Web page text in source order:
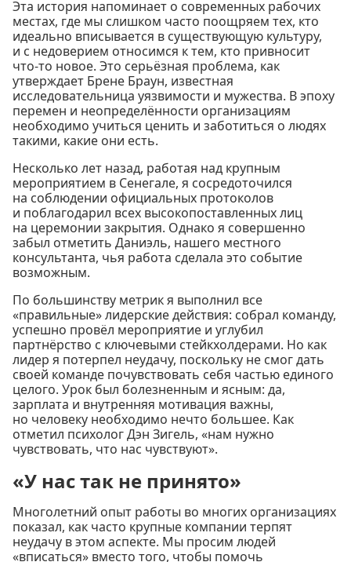
Эта история напоминает о современных рабочих
местах, где мы слишком часто поощряем тех, кто
идеально вписывается в существующую культуру,
и с недоверием относимся к тем, кто привносит
что-то новое. Это серьёзная проблема, как
утверждает Брене Браун, известная
исследовательница уязвимости и мужества. В эпоху
перемен и неопределённости организациям
необходимо учиться ценить и заботиться о людях
такими, какие они есть.
Несколько лет назад, работая над крупным
мероприятием в Сенегале, я сосредоточился
на соблюдении официальных протоколов
и поблагодарил всех высокопоставленных лиц
на церемонии закрытия. Однако я совершенно
забыл отметить Даниэль, нашего местного
консультанта, чья работа сделала это событие
возможным.
По большинству метрик я выполнил все
«правильные» лидерские действия: собрал команду,
успешно провёл мероприятие и углубил
партнёрство с ключевыми стейкхолдерами. Но как
лидер я потерпел неудачу, поскольку не смог дать
своей команде почувствовать себя частью единого
целого. Урок был болезненным и ясным: да,
зарплата и внутренняя мотивация важны,
но человеку необходимо нечто большее. Как
отметил психолог Дэн Зигель, «нам нужно
чувствовать, что нас чувствуют».
«У нас так не принято»
Многолетний опыт работы во многих организациях
показал, как часто крупные компании терпят
неудачу в этом аспекте. Мы просим людей
«вписаться» вместо того, чтобы помочь